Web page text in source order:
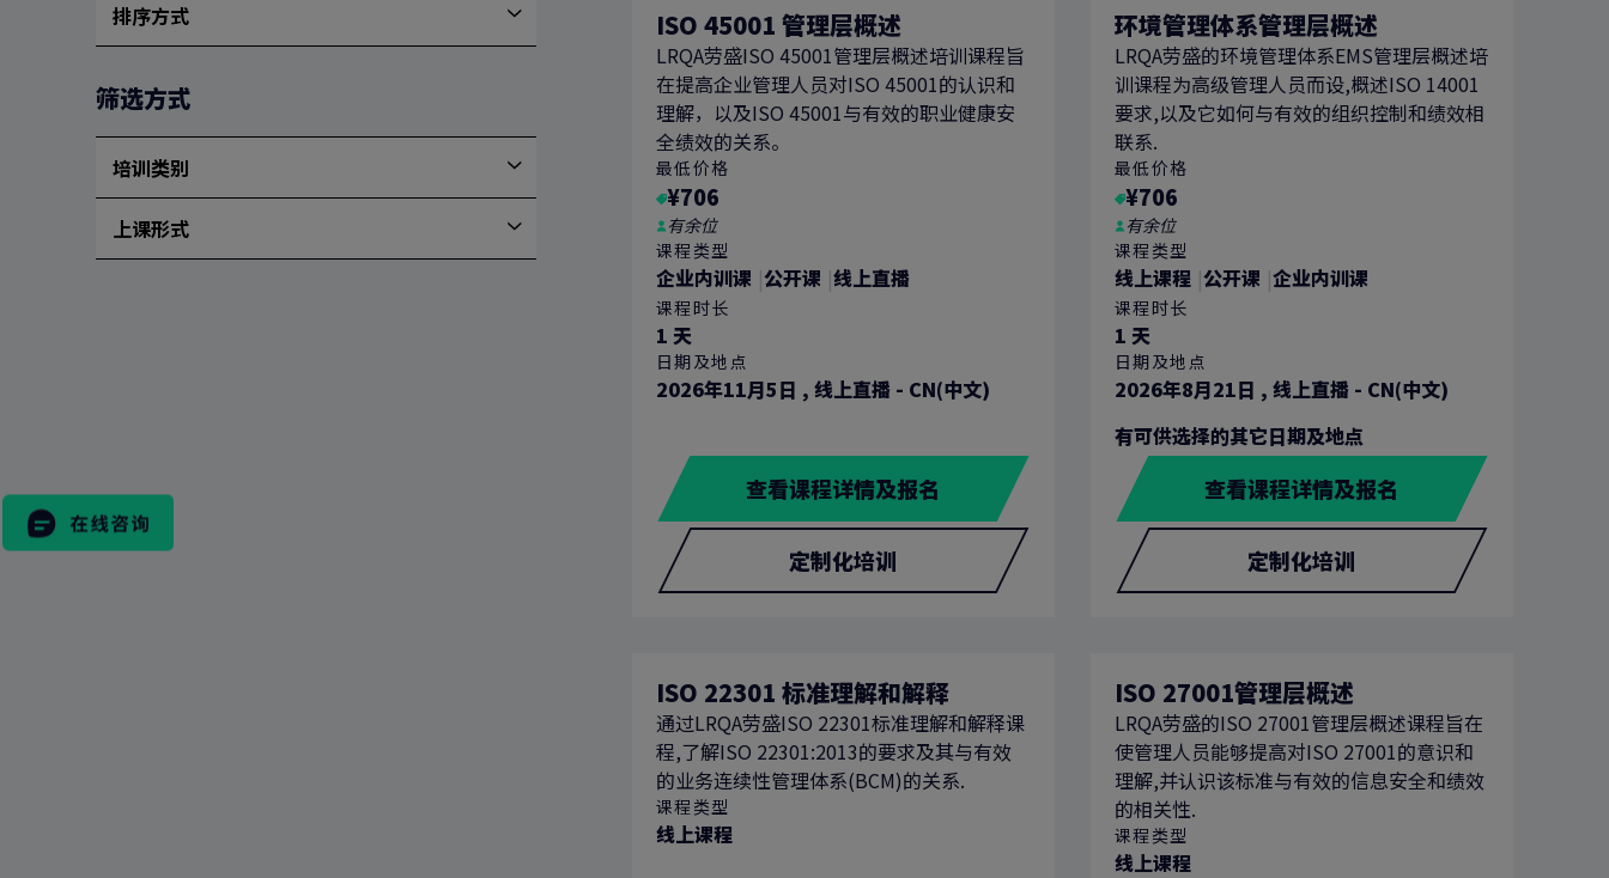
格
排序方式
按
新
排
序
筛选方式
培训类别
上课形式
上
ISO 45001 管理层概述
LRQA劳盛ISO 45001管理层概述培训课程旨
在提高企业管理人员对ISO 45001的认识和
理解，以及ISO 45001与有效的职业健康安
全绩效的关系。
最低价格
¥706
有余位
课程类型
企业内训课 公开课 线上直播
课程时长
1 天
日期及地点
2026年11月5日 , 线上直播 - CN(中文)
查看课程详情及报名
定制化培训
环境管理体系管理层概述
LRQA劳盛的环境管理体系EMS管理层概述培
训课程为高级管理人员而设,概述ISO 14001
要求,以及它如何与有效的组织控制和绩效相
联系.
最低价格
¥706
有余位
课程类型
线上课程 公开课 企业内训课
课程时长
1 天
日期及地点
2026年8月21日 , 线上直播 - CN(中文)
有可供选择的其它日期及地点
查看课程详情及报名
定制化培训
ISO 22301 标准理解和解释
通过LRQA劳盛ISO 22301标准理解和解释课
程,了解ISO 22301:2013的要求及其与有效
的业务连续性管理体系(BCM)的关系.
课程类型
线上课程
ISO 27001管理层概述
LRQA劳盛的ISO 27001管理层概述课程旨在
使管理人员能够提高对ISO 27001的意识和
理解,并认识该标准与有效的信息安全和绩效
的相关性.
课程类型
线上课程